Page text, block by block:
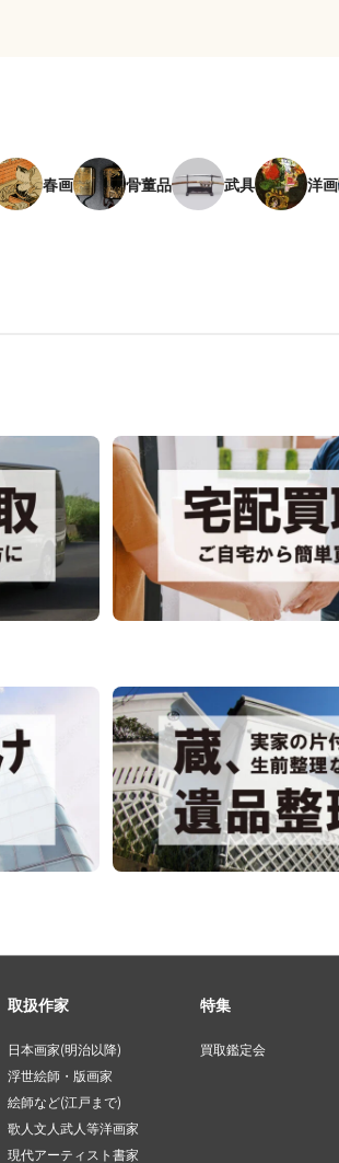
春画 骨董品 武具 洋画
取扱作家
日本画家(明治以降)
浮世絵師・版画家
絵師など(江戸まで)
歌人文人武人等洋画家
現代アーティスト書家
特集
買取鑑定会